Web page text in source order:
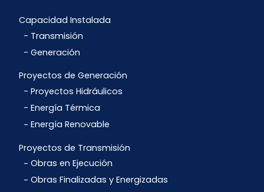
Capacidad Instalada
Transmisión
Generación
Proyectos de Generación
Proyectos Hidráulicos
Energía Térmica
Energía Renovable
Proyectos de Transmisión
Obras en Ejecución
Obras Finalizadas y Energizadas